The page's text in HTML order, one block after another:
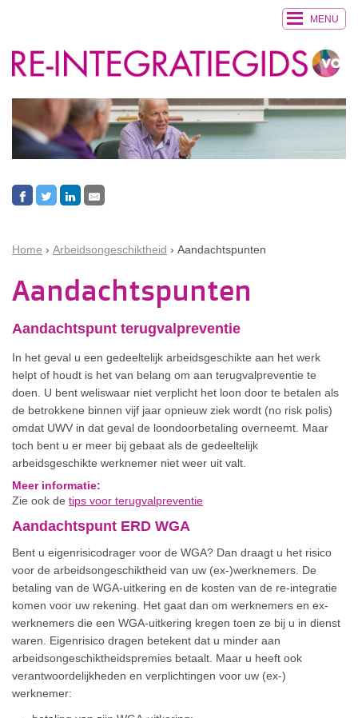
MENU
Home Arbeidsongeschiktheid Aandachtspunten
Aandachtspunten
Aandachtspunt terugvalpreventie
In het geval u een gedeeltelijk arbeidsgeschikte aan het werk
helpt of houdt is het van belang om aan terugvalpreventie te
doen. U bent weliswaar niet verplicht het loon door te betalen als
de betrokkene binnen vijf jaar opnieuw ziek wordt (no risk polis)
omdat UWV in dat geval de loondoorbetaling overneemt. Maar
toch bent u er meer bij gebaat als de gedeeltelijk
arbeidsgeschikte werknemer niet weer uit valt.
Meer informatie:
Zie ook de tips voor terugvalpreventie
Aandachtspunt ERD WGA
Bent u eigenrisicodrager voor de WGA? Dan draagt u het risico
voor de arbeidsongeschikt­heid van uw (ex-)werknemers. De
betaling van de WGA-uitkering en de kosten van de re-integratie
komen voor uw rekening. Het gaat dan om werknemers en ex-
werknemers die een WGA-uitkering kregen toen ze bij u in dienst
waren. Eigenrisico dragen betekent dat u minder aan
arbeidsongeschikt­heids­premies betaalt. Maar u heeft ook
verantwoordelijkheden en verplichtingen voor uw (ex-)
werknemer: